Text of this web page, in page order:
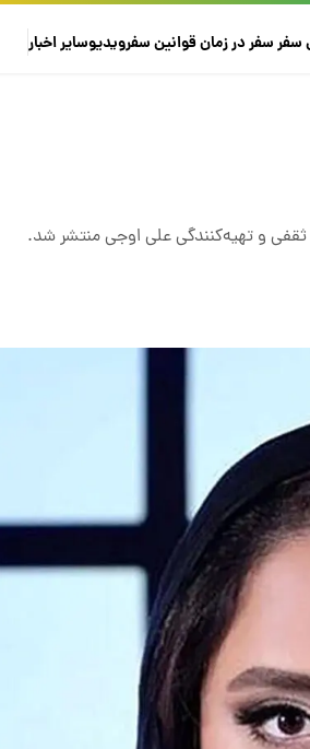
سفرسفر در زمانقوانین سفرویدیوسایراخبار
ثقفی و تهیه‌کنندگی علی اوجی منتشر شد.